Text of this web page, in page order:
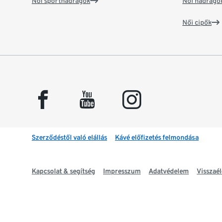
Női cipők
facebook youtube instagram
Szerződéstől való elállás Kávé előfizetés felmondása
Kapcsolat & segítség Impresszum Adatvédelem